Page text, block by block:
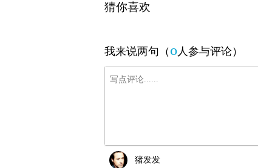
猜你喜欢
我来说两句（ 0人参与评论）
猪发发